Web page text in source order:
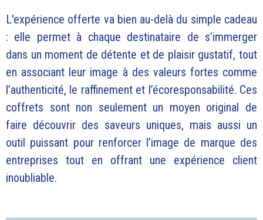
L'expérience offerte va bien au-delà du simple cadeau
: elle permet à chaque destinataire de s’immerger
dans un moment de détente et de plaisir gustatif, tout
en associant leur image à des valeurs fortes comme
l’authenticité, le raffinement et l’écoresponsabilité. Ces
coffrets sont non seulement un moyen original de
faire découvrir des saveurs uniques, mais aussi un
outil puissant pour renforcer l’image de marque des
entreprises tout en offrant une expérience client
inoubliable.